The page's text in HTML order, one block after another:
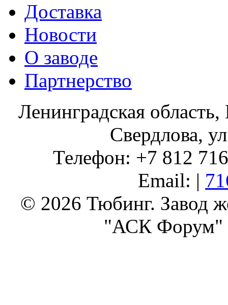
Доставка
Новости
О заводе
Партнерство
Ленинградская
Свердлова,
Телефон: +7 812
Email: |
© 2026 Тюбинг. Завод
"АСК Форум"